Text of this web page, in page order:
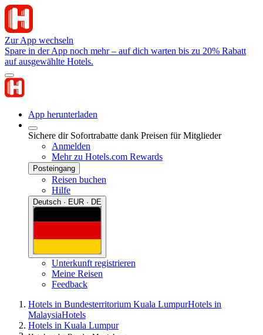
Zur App wechseln
Spare in der App noch mehr – auf dich warten bis zu 20% Rabatt
auf ausgewählte Hotels.
App herunterladen
Sichere dir Sofortrabatte dank Preisen für Mitglieder
Anmelden
Mehr zu Hotels.com Rewards
Posteingang
Reisen buchen
Hilfe
Deutsch · EUR · DE
Unterkunft registrieren
Meine Reisen
Feedback
Hotels in Bundesterritorium Kuala LumpurHotels in
MalaysiaHotels
Hotels in Kuala Lumpur